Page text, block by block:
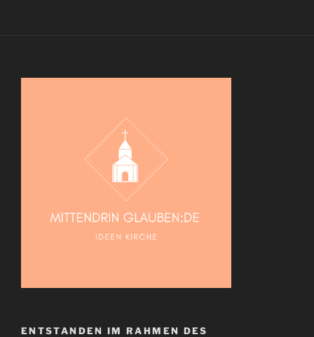
ENTSTANDEN IM RAHMEN DES